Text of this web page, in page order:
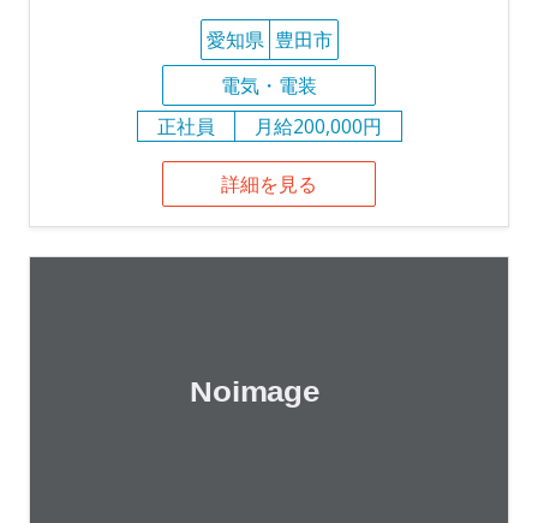
愛知県 豊田市
電気・電装
正社員
月給200,000円
詳細を見る